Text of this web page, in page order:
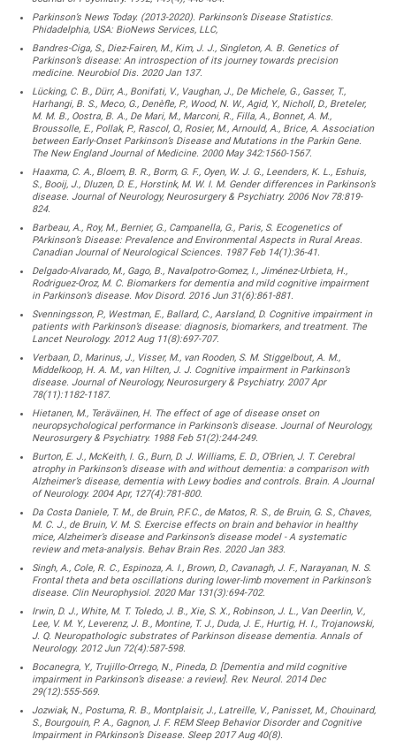
Parkinson’s News Today. (2013-2020). Parkinson’s Disease Statistics.
Phidadelphia, USA: BioNews Services, LLC,
Bandres-Ciga, S., Diez-Fairen, M., Kim, J. J., Singleton, A. B. Genetics of
Parkinson’s disease: An introspection of its journey towards precision
medicine. Neurobiol Dis. 2020 Jan 137.
Lücking, C. B., Dürr, A., Bonifati, V., Vaughan, J., De Michele, G., Gasser, T.,
Harhangi, B. S., Meco, G., Denèfle, P., Wood, N. W., Agid, Y., Nicholl, D., Breteler,
M. M. B., Oostra, B. A., De Mari, M., Marconi, R., Filla, A., Bonnet, A. M.,
Broussolle, E., Pollak, P., Rascol, O., Rosier, M., Arnould, A., Brice, A. Association
between Early-Onset Parkinson’s Disease and Mutations in the Parkin Gene.
The New England Journal of Medicine. 2000 May 342:1560-1567.
Haaxma, C. A., Bloem, B. R., Borm, G. F., Oyen, W. J. G., Leenders, K. L., Eshuis,
S., Booij, J., Dluzen, D. E., Horstink, M. W. I. M. Gender differences in Parkinson’s
disease. Journal of Neurology, Neurosurgery & Psychiatry. 2006 Nov 78:819-
824.
Barbeau, A., Roy, M., Bernier, G., Campanella, G., Paris, S. Ecogenetics of
PArkinson’s Disease: Prevalence and Environmental Aspects in Rural Areas.
Canadian Journal of Neurological Sciences. 1987 Feb 14(1):36-41.
Delgado-Alvarado, M., Gago, B., Navalpotro-Gomez, I., Jiménez-Urbieta, H.,
Rodriguez-Oroz, M. C. Biomarkers for dementia and mild cognitive impairment
in Parkinson’s disease. Mov Disord. 2016 Jun 31(6):861-881.
Svenningsson, P., Westman, E., Ballard, C., Aarsland, D. Cognitive impairment in
patients with Parkinson’s disease: diagnosis, biomarkers, and treatment. The
Lancet Neurology. 2012 Aug 11(8):697-707.
Verbaan, D., Marinus, J., Visser, M., van Rooden, S. M. Stiggelbout, A. M.,
Middelkoop, H. A. M., van Hilten, J. J. Cognitive impairment in Parkinson’s
disease. Journal of Neurology, Neurosurgery & Psychiatry. 2007 Apr
78(11):1182-1187.
Hietanen, M., Teräväinen, H. The effect of age of disease onset on
neuropsychological performance in Parkinson’s disease. Journal of Neurology,
Neurosurgery & Psychiatry. 1988 Feb 51(2):244-249.
Burton, E. J., McKeith, I. G., Burn, D. J. Williams, E. D., O’Brien, J. T. Cerebral
atrophy in Parkinson’s disease with and without dementia: a comparison with
Alzheimer’s disease, dementia with Lewy bodies and controls. Brain. A Journal
of Neurology. 2004 Apr, 127(4):781-800.
Da Costa Daniele, T. M., de Bruin, P.F.C., de Matos, R. S., de Bruin, G. S., Chaves,
M. C. J., de Bruin, V. M. S. Exercise effects on brain and behavior in healthy
mice, Alzheimer’s disease and Parkinson’s disease model - A systematic
review and meta-analysis. Behav Brain Res. 2020 Jan 383.
Singh, A., Cole, R. C., Espinoza, A. I., Brown, D., Cavanagh, J. F., Narayanan, N. S.
Frontal theta and beta oscillations during lower-limb movement in Parkinson’s
disease. Clin Neurophysiol. 2020 Mar 131(3):694-702.
Irwin, D. J., White, M. T. Toledo, J. B., Xie, S. X., Robinson, J. L., Van Deerlin, V.,
Lee, V. M. Y., Leverenz, J. B., Montine, T. J., Duda, J. E., Hurtig, H. I., Trojanowski,
J. Q. Neuropathologic substrates of Parkinson disease dementia. Annals of
Neurology. 2012 Jun 72(4):587-598.
Bocanegra, Y., Trujillo-Orrego, N., Pineda, D. [Dementia and mild cognitive
impairment in Parkinson’s disease: a review]. Rev. Neurol. 2014 Dec
29(12):555-569.
Jozwiak, N., Postuma, R. B., Montplaisir, J., Latreille, V., Panisset, M., Chouinard,
S., Bourgouin, P. A., Gagnon, J. F. REM Sleep Behavior Disorder and Cognitive
Impairment in PArkinson’s Disease. Sleep 2017 Aug 40(8).